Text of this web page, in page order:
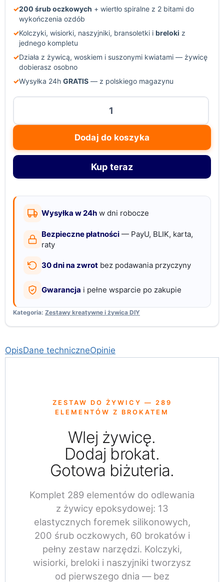
✓200 śrub oczkowych + wiertło spiralne z 2 bitami do
wykończenia ozdób
✓Kolczyki, wisiorki, naszyjniki, bransoletki i breloki z
jednego kompletu
✓Działa z żywicą, woskiem i suszonymi kwiatami — żywicę
dobierasz osobno
✓Wysyłka 24h GRATIS — z polskiego magazynu
foremek
silikonowych
do
289
elementów
Dodaj do koszyka
Kup teraz
Wysyłka w 24h w dni robocze
Bezpieczne płatności — PayU, BLIK, karta,
raty
30 dni na zwrot bez podawania przyczyny
Gwarancja i pełne wsparcie po zakupie
Kategoria: Zestawy kreatywne i żywica DIY
OpisDane techniczneOpinie
ZESTAW DO ŻYWICY — 289
ELEMENTÓW Z BROKATEM
Wlej żywicę.
Dodaj brokat.
Gotowa biżuteria.
Komplet 289 elementów do odlewania
z żywicy epoksydowej: 13
elastycznych foremek silikonowych,
200 śrub oczkowych, 60 brokatów i
pełny zestaw narzędzi. Kolczyki,
wisiorki, breloki i naszyjniki tworzysz
od pierwszego dnia — bez